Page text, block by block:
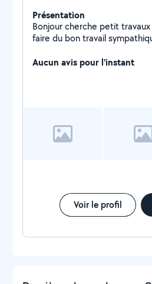
Présentation
Bonjour cherche petit
faire du bon travail
Aucun avis pour l'instant
Voir le profil